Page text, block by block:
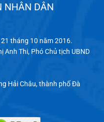
NHÂN DÂN
tháng 10 năm 2016.
Anh Thi, Phó Chủ tịch UBND
Hải Châu, thành phố Đà